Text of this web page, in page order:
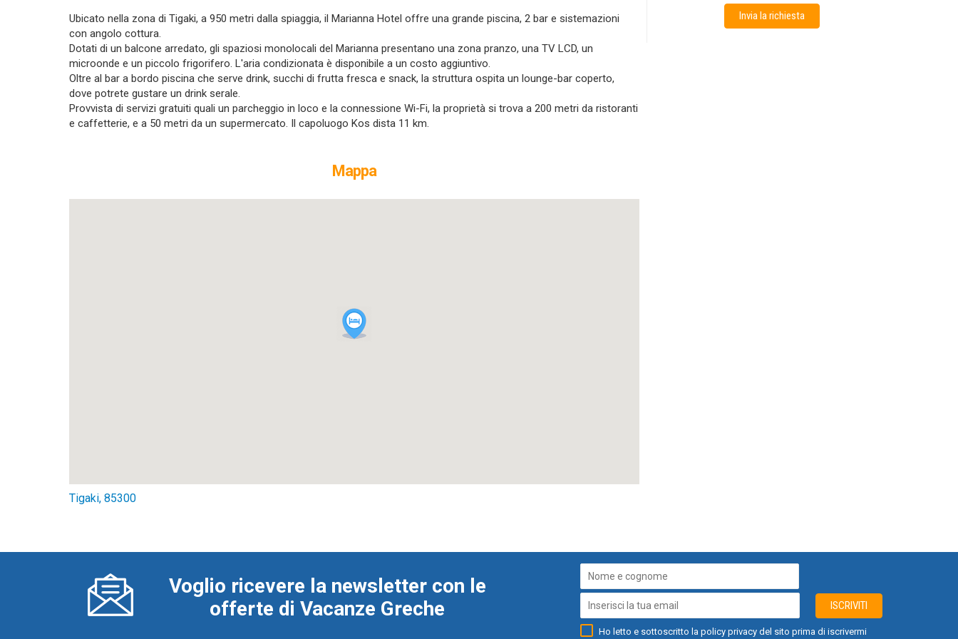
Ubicato nella zona di Tigaki, a 950 metri dalla spiaggia, il Marianna Hotel offre una grande piscina, 2 bar e sistemazioni
con angolo cottura.
Dotati di un balcone arredato, gli spaziosi monolocali del Marianna presentano una zona pranzo, una TV LCD, un
microonde e un piccolo frigorifero. L'aria condizionata è disponibile a un costo aggiuntivo.
Oltre al bar a bordo piscina che serve drink, succhi di frutta fresca e snack, la struttura ospita un lounge-bar coperto,
dove potrete gustare un drink serale.
Provvista di servizi gratuiti quali un parcheggio in loco e la connessione Wi-Fi, la proprietà si trova a 200 metri da ristoranti
e caffetterie, e a 50 metri da un supermercato. Il capoluogo Kos dista 11 km.
Mappa
Tigaki, 85300
Invia la richiesta
ISCRIVITI
Ho letto e sottoscritto la policy privacy del sito prima di iscrivermi
Voglio ricevere la newsletter con le
offerte di Vacanze Greche